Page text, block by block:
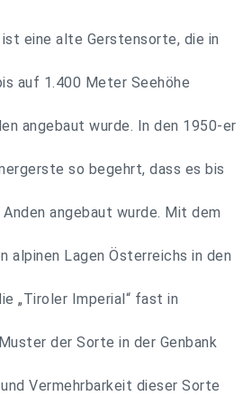
ist eine alte Gerstensorte, die in
auf 1.400 Meter Seehöhe
angebaut wurde. In den 1950-er
so begehrt, dass es bis
angebaut wurde. Mit dem
alpinen Lagen Österreichs in den
„Tiroler Imperial“ fast in
der Sorte in der Genbank
Vermehrbarkeit dieser Sorte